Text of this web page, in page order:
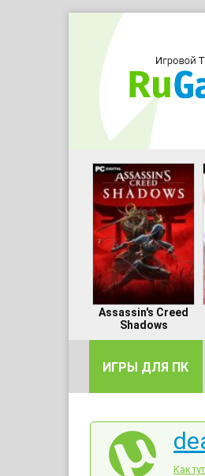
Assassin's Creed
Shadows
ИГРЫ ДЛЯ ПК
Как